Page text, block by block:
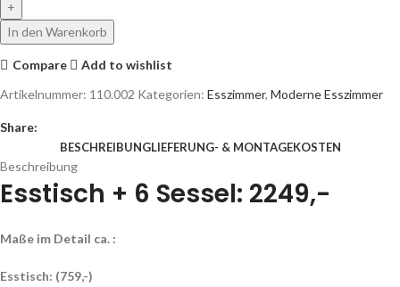
In den Warenkorb
Compare
Add to wishlist
Artikelnummer: 110.002 Kategorien: Esszimmer, Moderne Esszimmer
Share:
BESCHREIBUNGLIEFERUNG- & MONTAGEKOSTEN
Beschreibung
Esstisch + 6 Sessel: 2249,-
Maße im Detail ca. :
Esstisch: (759,-)